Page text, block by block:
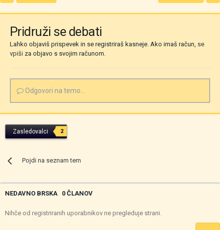
Pridruži se debati
Lahko objaviš prispevek in se registriraš kasneje. Ako imaš račun, se
vpiši za objavo s svojim računom.
Odgovori na temo...
Zasledovalci 2
Pojdi na seznam tem
NEDAVNO BRSKA 0 ČLANOV
Nihče od registriranih uporabnikov ne pregleduje strani.